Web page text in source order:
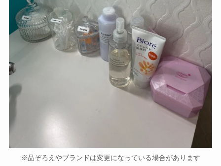
※品ぞろえやブランドは変更になっている場合があります